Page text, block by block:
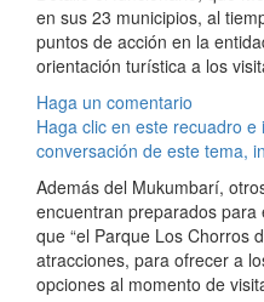
en sus 23 municipios, al
puntos de acción en la
orientación turística a los
Haga un comentario
Haga clic en este recuadro
conversación de este tema,
Además del Mukumbarí,
encuentran preparados para
que “el Parque Los Chorros
atracciones, para ofrecer a
opciones al momento de